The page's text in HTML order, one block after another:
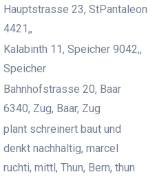
Hauptstrasse 23, StPantaleon
4421,,
Kalabinth 11, Speicher 9042,,
Speicher
Bahnhofstrasse 20, Baar
6340, Zug, Baar, Zug
plant schreinert baut und
denkt nachhaltig, marcel
ruchti, mittl, Thun, Bern, thun